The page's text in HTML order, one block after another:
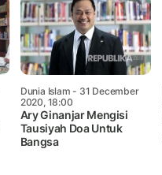
Dunia Islam - 31 December
2020, 18:00
Ary Ginanjar Mengisi
Tausiyah Doa Untuk
Bangsa